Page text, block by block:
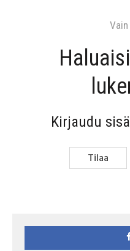
Kir­jau­du
Tilaa